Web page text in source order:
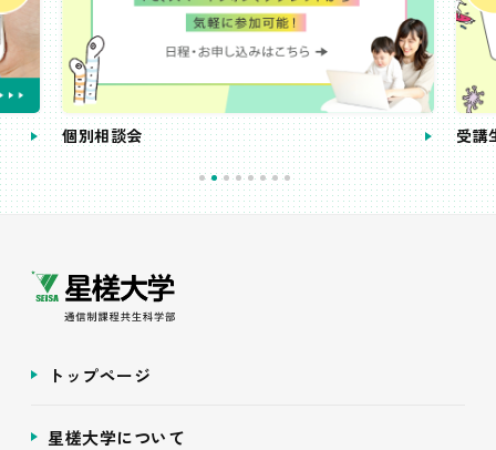
個別相談会 受講
トップページ
星槎大学について